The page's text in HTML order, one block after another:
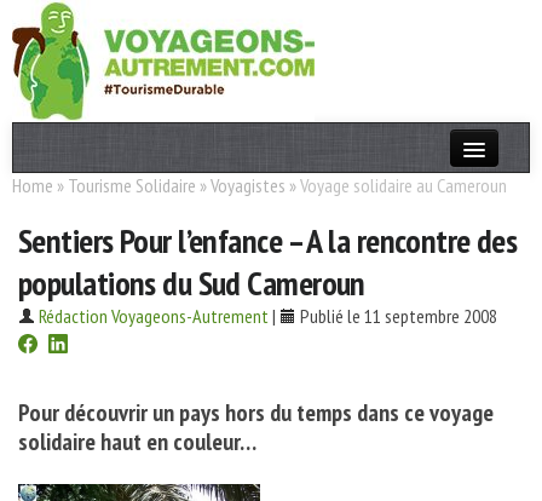
Actualités
T. Responsable
Destinations
Acteurs
Home » Tourisme Solidaire »Voyagistes »Voyage solidaire au Cameroun
Sentiers Pour l’enfance – A la rencontre des
populations du Sud Cameroun
Rédaction Voyageons-Autrement| Publié le 11 septembre 2008
Pour découvrir un pays hors du temps dans ce voyage
solidaire haut en couleur…